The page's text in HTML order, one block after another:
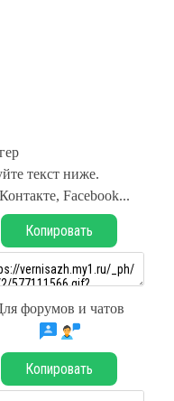
текст ниже.
Facebook...
Копировать
форумов и чатов
Копировать